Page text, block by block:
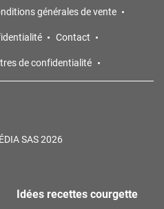
générales de vente
Contact
de confidentialité
SAS 2026
Idées recettes courgette